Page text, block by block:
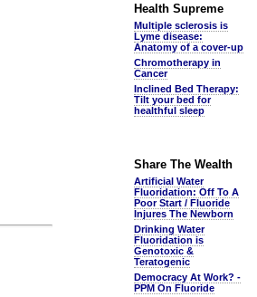
Health Supreme
Multiple sclerosis is
Lyme disease:
Anatomy of a cover-up
Chromotherapy in
Cancer
Inclined Bed Therapy:
Tilt your bed for
healthful sleep
Share The Wealth
Artificial Water
Fluoridation: Off To A
Poor Start / Fluoride
Injures The Newborn
Drinking Water
Fluoridation is
Genotoxic &
Teratogenic
Democracy At Work? -
PPM On Fluoride